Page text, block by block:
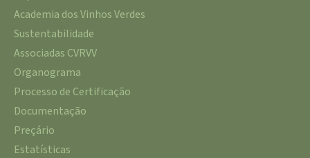
Academia dos Vinhos Verdes
Sustentabilidade
Associadas CVRVV
Organograma
Processo de Certificação
Documentação
Preçário
Estatísticas